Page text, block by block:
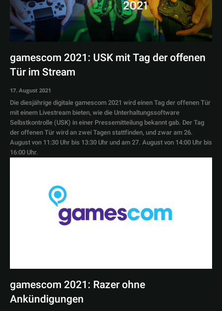
gamescom 2021: USK mit Tag der offenen
Tür im Stream
17. August 2021
Die diesjährige digitale gamescom 2021 wird einen Tag der offenen Tür
mit einem Livestream bieten, wie die Unterhaltungssoftware
Selbstkontrolle (USK) in einer Pressemitteilung bekannt gab. Der Tag
der offenen Tür wird an zwei Tagen stattfinden, und zwar am 26.
August von 11:30 Uhr bis 13:30 Uhr und am 27. August von 14:00 Uhr bis
16:00 Uhr.
gamescom 2021: Razer ohne
Ankündigungen